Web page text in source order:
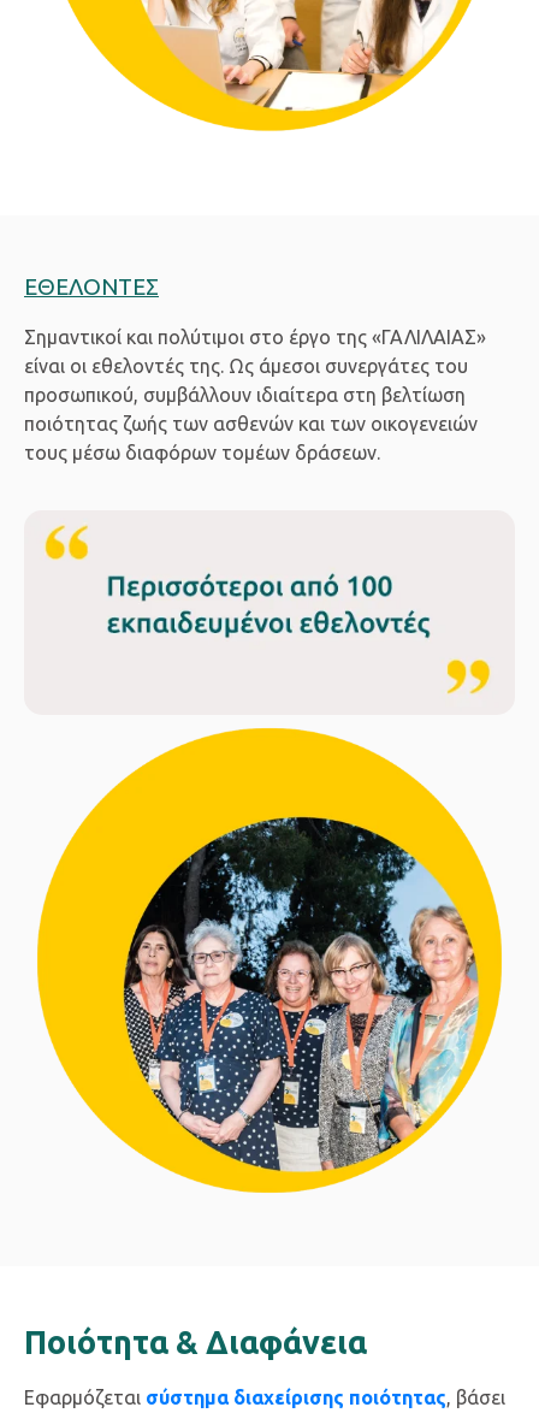
ΕΘΕΛΟΝΤΕΣ
Σημαντικοί και πολύτιμοι στο έργο της «ΓΑΛΙΛΑΙΑΣ»
είναι οι εθελοντές της. Ως άμεσοι συνεργάτες του
προσωπικού, συμβάλλουν ιδιαίτερα στη βελτίωση
ποιότητας ζωής των ασθενών και των οικογενειών
τους μέσω διαφόρων τομέων δράσεων.
Ποιότητα & Διαφάνεια
Εφαρμόζεται σύστημα διαχείρισης ποιότητας, βάσει